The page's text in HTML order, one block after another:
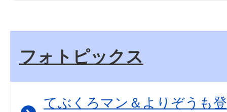
フォトピックス
てぶくろマン＆よりぞうも